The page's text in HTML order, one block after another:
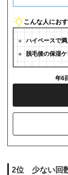
こんな人にお
ハイペースで
脱毛後の保湿
年6
2位 少ない回